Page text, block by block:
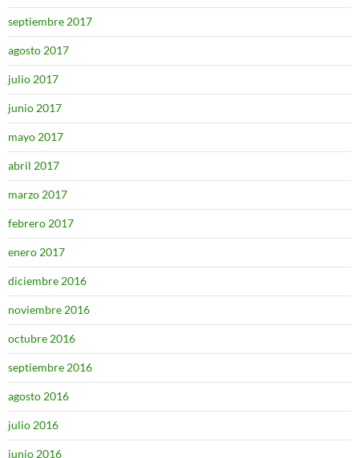
septiembre 2017
agosto 2017
julio 2017
junio 2017
mayo 2017
abril 2017
marzo 2017
febrero 2017
enero 2017
diciembre 2016
noviembre 2016
octubre 2016
septiembre 2016
agosto 2016
julio 2016
junio 2016